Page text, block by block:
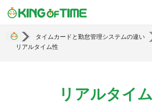
勤怠管理システ
タイムカードと勤怠管理システムの違い
リアルタイム性
リアルタイ